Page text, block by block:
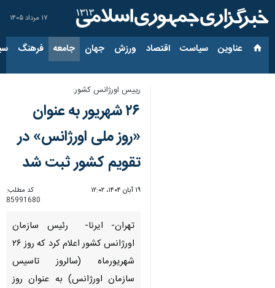
۱۷ مرداد ۱۴۰۵
عناوین‌ سیاست اقتصاد ورزش جهان جامعه فرهنگ
رییس اورژانس کشور:
۲۶ شهریور به عنوان
«روز ملی اورژانس» در
تقویم کشور ثبت شد
۱۹ آبان ۱۴۰۴، ۱۲:۰۲
کد مطلب:
85991680
تهران- ایرنا- رئیس سازمان
اورژانس کشور اعلام کرد که روز ۲۶
شهریورماه (سالروز تاسیس
سازمان اورژانس) به عنوان روز